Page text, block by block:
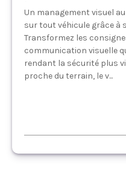
Un management visuel
sur tout véhicule grâce à
Transformez les
communication visuelle
rendant la sécurité plus
proche du terrain, le v...